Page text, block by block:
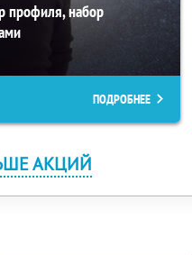
профиля, набор
ПОДРОБНЕЕ
АКЦИЙ